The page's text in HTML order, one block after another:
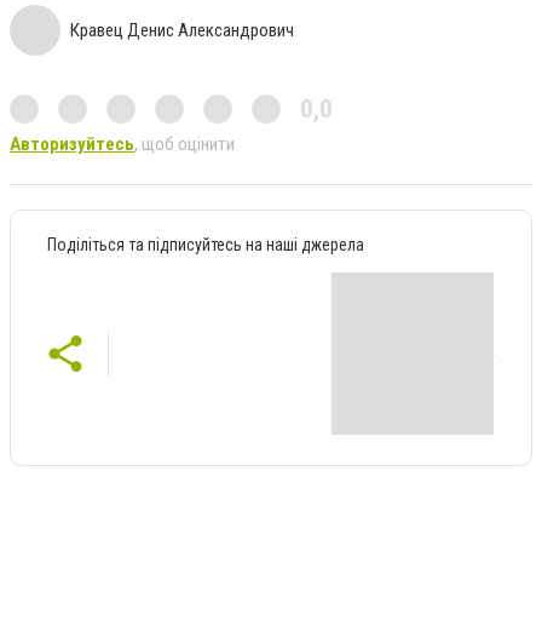
Кравец Денис Александрович
0,0
Авторизуйтесь, щоб оцінити
Поділіться та підписуйтесь на наші джерела